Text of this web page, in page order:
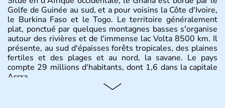
Golfe de Guinée au sud, et a pour voisins la Côte d'Ivoire,
le Burkina Faso et le Togo. Le territoire généralement
plat, ponctué par quelques montagnes basses s'organise
autour des rivières et de l'immense lac Volta 8500 km. Il
présente, au sud d'épaisses forêts tropicales, des plaines
fertiles et des plages et au nord, la savane. Le pays
compte 29 millions d'habitants, dont 1,6 dans la capitale
Accra.